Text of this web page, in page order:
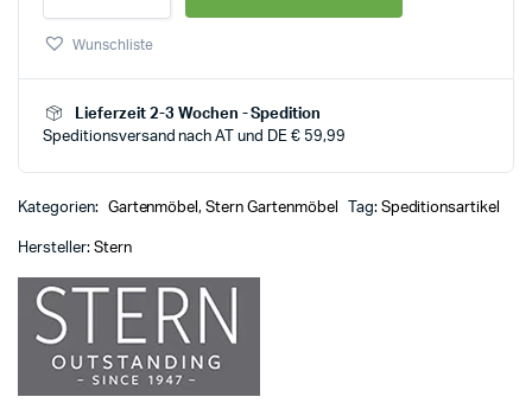
Wunschliste
Lieferzeit 2-3 Wochen - Spedition
Speditionsversand nach AT und DE € 59,99
Kategorien: Gartenmöbel,Stern Gartenmöbel Tag: Speditionsartikel
Hersteller: Stern